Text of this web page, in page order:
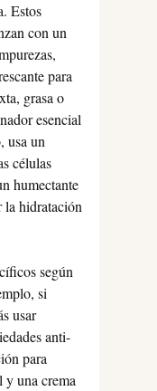
Estos
con un
para
grasa o
esencial
usa un
células
humectante
la hidratación
según
si
usar
anti-
para
y una crema